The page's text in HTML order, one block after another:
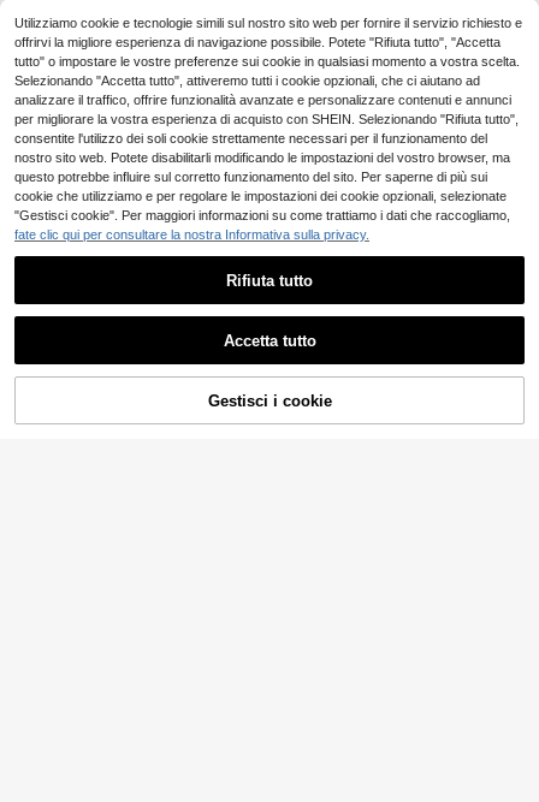
agazza minimalista con top a manic
he corte e pantaloncini, adatto per
l'estate, 2 pezzi
6.48€
4-7 giorni lavorativi
AGGIUNGI AL CARRELLO
Utilizziamo cookie e tecnologie simili sul nostro sito web per fornire il servizio richiesto e
offrirvi la migliore esperienza di navigazione possibile. Potete "Rifiuta tutto", "Accetta
tutto" o impostare le vostre preferenze sui cookie in qualsiasi momento a vostra scelta.
Selezionando "Accetta tutto", attiveremo tutti i cookie opzionali, che ci aiutano ad
analizzare il traffico, offrire funzionalità avanzate e personalizzare contenuti e annunci
per migliorare la vostra esperienza di acquisto con SHEIN. Selezionando "Rifiuta tutto",
consentite l'utilizzo dei soli cookie strettamente necessari per il funzionamento del
nostro sito web. Potete disabilitarli modificando le impostazioni del vostro browser, ma
questo potrebbe influire sul corretto funzionamento del sito. Per saperne di più sui
cookie che utilizziamo e per regolare le impostazioni dei cookie opzionali, selezionate
"Gestisci cookie". Per maggiori informazioni su come trattiamo i dati che raccogliamo,
fate clic qui per consultare la nostra Informativa sulla privacy.
Rifiuta tutto
Accetta tutto
Gestisci i cookie